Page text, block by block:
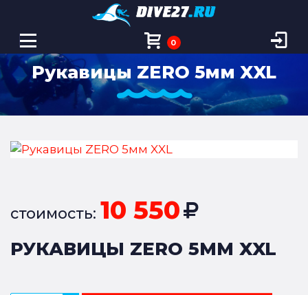
0
Рукавицы ZERO 5мм XXL
стоимость: 10 550
РУКАВИЦЫ ZERO 5ММ XXL